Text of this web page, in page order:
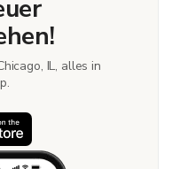
IL, alles in